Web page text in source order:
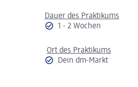
Dauer des Praktikums
1 - 2 Wochen
Ort des Praktikums
Dein dm-Markt